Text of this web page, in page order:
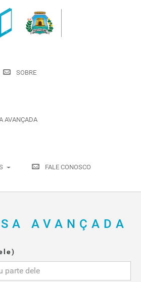
SOBRE
AVANÇADA
FALE CONOSCO
AVANÇADA